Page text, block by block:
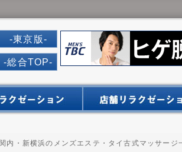
-東京版-
-総合TOP-
内・新横浜のメンズエステ・タイ古式マッサージ